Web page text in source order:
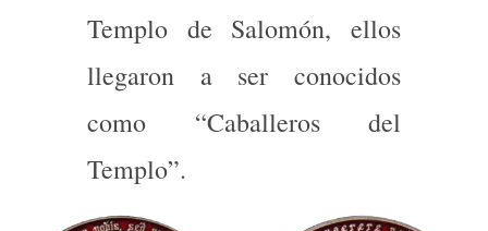
Templo de Salomón, ellos
llegaron a ser conocidos
como “Caballeros del
Templo”.